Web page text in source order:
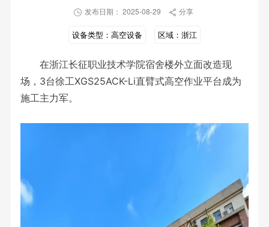
 发布日期： 2025-08-29  分享
设备类型： 高空设备 区域： 浙江
在浙江长征职业技术学院宿舍楼外立面改造现
场，3台徐工XGS25ACK-Li直臂式高空作业平台成为
施工主力军。